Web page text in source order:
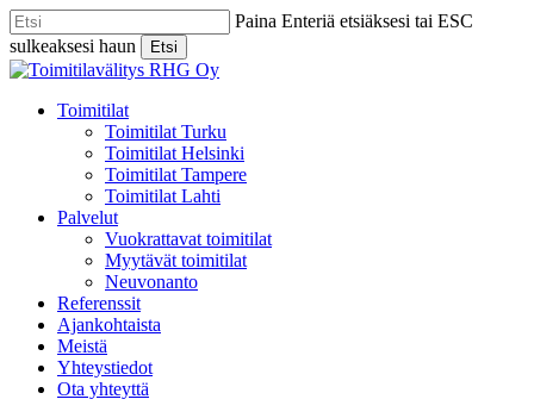
Skip
to
main
content
Paina Enteriä etsiäksesi tai ESC
sulkeaksesi haun
Etsi
Close
Menu
Toimitilat
Toimitilat Turku
Toimitilat Helsinki
Toimitilat Tampere
Toimitilat Lahti
Palvelut
Vuokrattavat toimitilat
Myytävät toimitilat
Neuvonanto
Referenssit
Ajankohtaista
Meistä
Yhteystiedot
Ota yhteyttä